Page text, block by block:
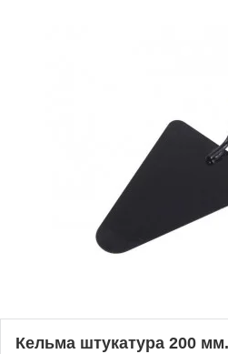
Кельма штукатура 200